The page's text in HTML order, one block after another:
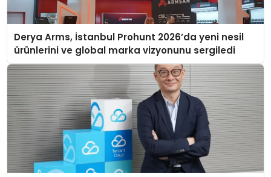
Derya Arms, İstanbul Prohunt 2026’da yeni nesil
ürünlerini ve global marka vizyonunu sergiledi